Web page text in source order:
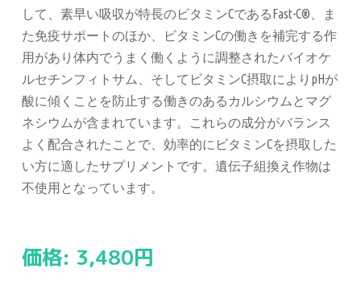
して、素早い吸収が特長のビタミンCであるFast-C®、ま
た免疫サポートのほか、ビタミンCの働きを補完する作
用があり体内でうまく働くように調整されたバイオケ
ルセチンフィトサム、そしてビタミンC摂取によりpHが
酸に傾くことを防止する働きのあるカルシウムとマグ
ネシウムが含まれています。これらの成分がバランス
よく配合されたことで、効率的にビタミンCを摂取した
い方に適したサプリメントです。遺伝子組換え作物は
不使用となっています。
価格: 3,480円